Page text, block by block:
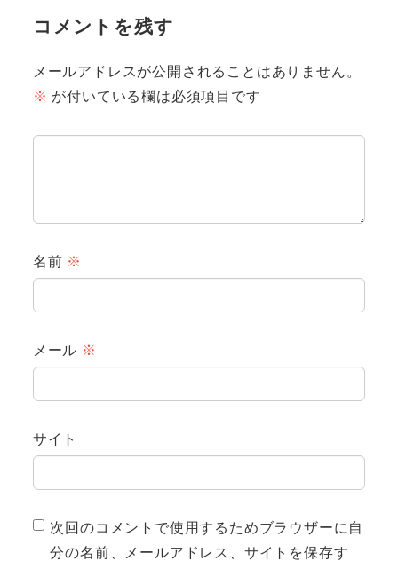
コメントを残す
メールアドレスが公開されることはありません。
※ が付いている欄は必須項目です
名前 ※
メール ※
サイト
次回のコメントで使用するためブラウザーに自
分の名前、メールアドレス、サイトを保存す